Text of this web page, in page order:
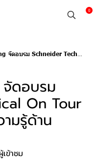
0
Technical On Tour Workshop เสริมความรู้ด้าน Drive VSD
ดอบรม
On Tour
มรู้ด้าน
ข้าชม